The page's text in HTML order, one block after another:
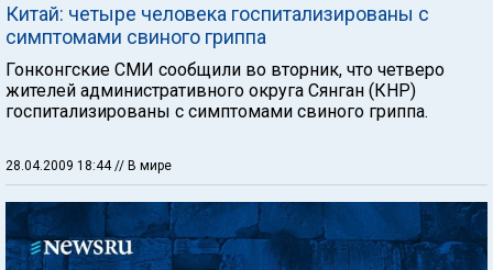
Китай: четыре человека госпитализированы с
симптомами свиного гриппа
Гонконгские СМИ сообщили во вторник, что четверо
жителей административного округа Сянган (КНР)
госпитализированы с симптомами свиного гриппа.
28.04.2009 18:44 // В мире